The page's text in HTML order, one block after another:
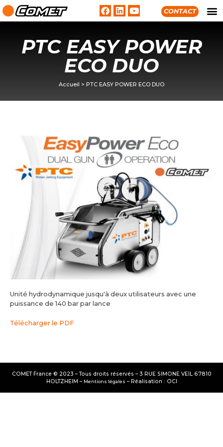
CONTACT
PTC EASY POWER
ECO DUO
Accueil > PTC EASY POWER ECO DUO
Unité hydrodynamique jusqu'à deux utilisateurs avec une
puissance de 140 bar par lance
Télécharger le PDF
COMET France © 2023 – Tous droits réservés – 3 RUE SIMONE VEIL 67810
HOLTZHEIM – Mentions légales – Réalisation : OCI